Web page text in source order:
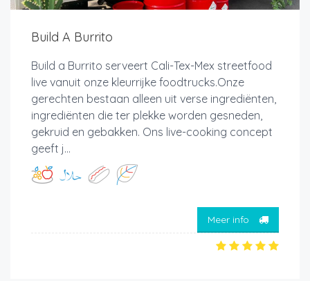
Build A Burrito
Build a Burrito serveert Cali-Tex-Mex streetfood
live vanuit onze kleurrijke foodtrucks.Onze
gerechten bestaan alleen uit verse ingrediënten,
ingrediënten die ter plekke worden gesneden,
gekruid en gebakken. Ons live-cooking concept
geeft j...
Meer info